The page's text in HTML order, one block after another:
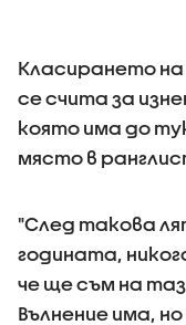
Класирането
се счита за
която има до
място в
"След такова
годината,
че ще съм на
Вълнение има,